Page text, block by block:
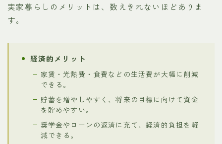
実家暮らしのメリットは、数えきれないほどありま
す。
経済的メリット
家賃・光熱費・食費などの生活費が大幅に削減
できる。
貯蓄を増やしやすく、将来の目標に向けて資金
を貯めやすい。
奨学金やローンの返済に充て、経済的負担を軽
減できる。